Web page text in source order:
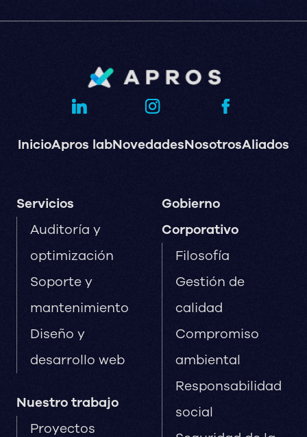
InicioApros labNovedadesNosotrosAliados
Servicios
Auditoría y
optimización
Soporte y
mantenimiento
Diseño y
desarrollo web
Nuestro trabajo
Proyectos
Gobierno
Corporativo
Filosofía
Gestión de
calidad
Compromiso
ambiental
Responsabilidad
social